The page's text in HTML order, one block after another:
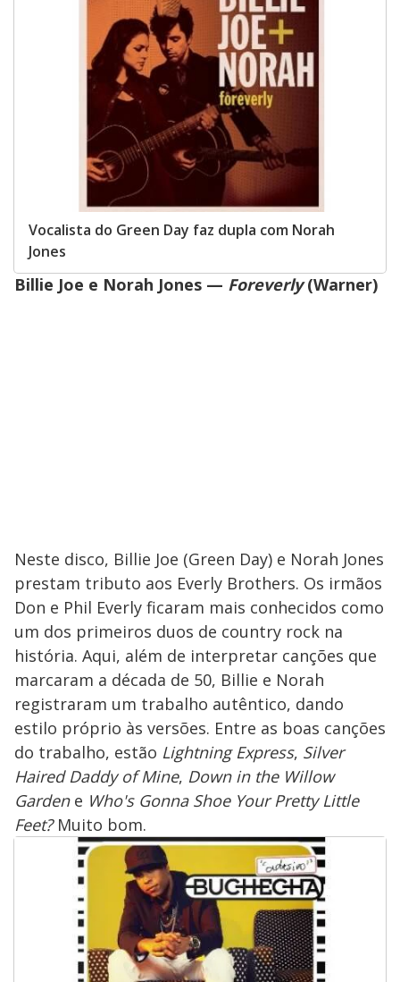
Vocalista do Green Day faz dupla com Norah
Jones
Billie Joe e Norah Jones — Foreverly(Warner)
Neste disco, Billie Joe (Green Day) e Norah Jones
prestam tributo aos Everly Brothers. Os irmãos
Don e Phil Everly ficaram mais conhecidos como
um dos primeiros duos de country rock na
história. Aqui, além de interpretar canções que
marcaram a década de 50, Billie e Norah
registraram um trabalho autêntico, dando
estilo próprio às versões. Entre as boas canções
do trabalho, estão Lightning Express, Silver
Haired Daddy of Mine, Down in the Willow
Gardene Who's Gonna Shoe Your Pretty Little
Feet? Muito bom.